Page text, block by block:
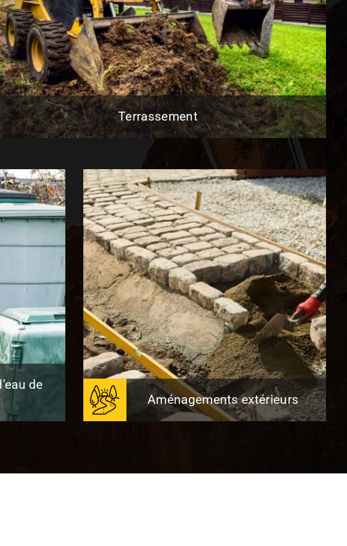
Terrassement
Terrassement
à sa large connaissance des différents types de sols, EBTP
prend en charge vos projets de terrassement.
En Savoir Plus
de
de
Aménagements extérieurs